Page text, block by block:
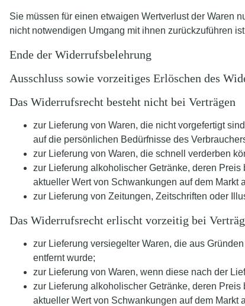
Sie müssen für einen etwaigen Wertverlust der Waren
nicht notwendigen Umgang mit ihnen zurückzuführen
Ende der Widerrufsbelehrung
Ausschluss sowie vorzeitiges Erlöschen des
Das Widerrufsrecht besteht nicht bei Verträgen
zur Lieferung von Waren, die nicht vorgefertigt
auf die persönlichen Bedürfnisse des
zur Lieferung von Waren, die schnell verderben
zur Lieferung alkoholischer Getränke, deren
aktueller Wert von Schwankungen auf dem Markt
zur Lieferung von Zeitungen, Zeitschriften oder
Das Widerrufsrecht erlischt vorzeitig bei
zur Lieferung versiegelter Waren, die aus
entfernt wurde;
zur Lieferung von Waren, wenn diese nach der
zur Lieferung alkoholischer Getränke, deren
aktueller Wert von Schwankungen auf dem Markt